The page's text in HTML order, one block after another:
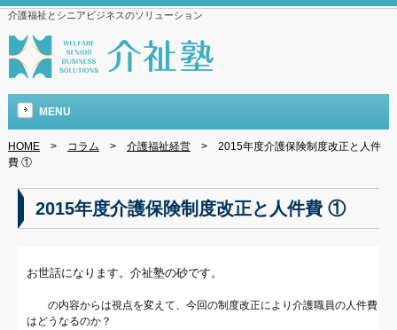
介護福祉とシニアビジネスのソリューション
MENU
HOME> コラム > 介護福祉経営> 2015年度介護保険制度改正と人件
費 ①
2015年度介護保険制度改正と人件費 ①
お世話になります。介祉塾の砂です。
の内容からは視点を変えて、今回の制度改正により介護職員の人件費
はどうなるのか？